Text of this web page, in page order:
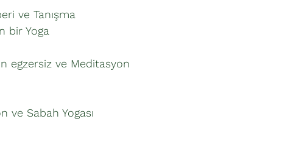
ve Tanışma
egzersiz ve Meditasyon
ve Sabah Yogası